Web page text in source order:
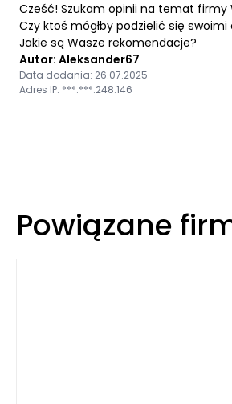
Cześć! Szukam opinii na temat firmy
Czy ktoś mógłby podzielić się
Jakie są Wasze rekomendacje?
Autor: Aleksander67
Data dodania: 26.07.2025
Adres IP: ***.***.248.146
Powiązane